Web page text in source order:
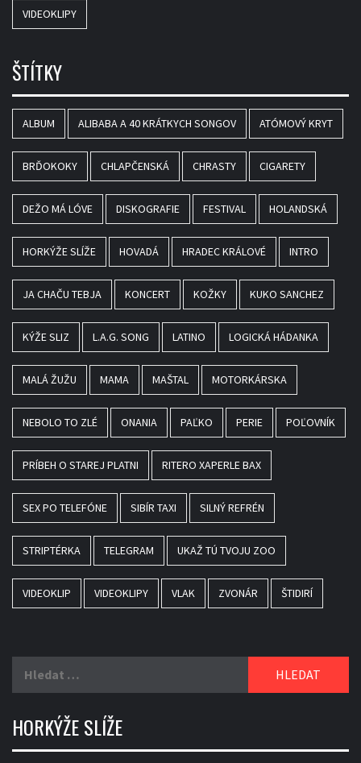
VIDEOKLIPY
ŠTÍTKY
ALBUM ALIBABA A 40 KRÁTKYCH SONGOV ATÓMOVÝ KRYT
BRĎOKOKY CHLAPČENSKÁ CHRASTY CIGARETY
DEŽO MÁ LÓVE DISKOGRAFIE FESTIVAL HOLANDSKÁ
HORKÝŽE SLÍŽE HOVADÁ HRADEC KRÁLOVÉ INTRO
JA CHAČU TEBJA KONCERT KOŽKY KUKO SANCHEZ
KÝŽE SLIZ L.A.G. SONG LATINO LOGICKÁ HÁDANKA
MALÁ ŽUŽU MAMA MAŠTAL MOTORKÁRSKA
NEBOLO TO ZLÉ ONANIA PAĽKO PERIE POĽOVNÍK
PRÍBEH O STAREJ PLATNI RITERO XAPERLE BAX
SEX PO TELEFÓNE SIBÍR TAXI SILNÝ REFRÉN
STRIPTÉRKA TELEGRAM UKAŽ TÚ TVOJU ZOO
VIDEOKLIP VIDEOKLIPY VLAK ZVONÁR ŠTIDIRÍ
HORKÝŽE SLÍŽE